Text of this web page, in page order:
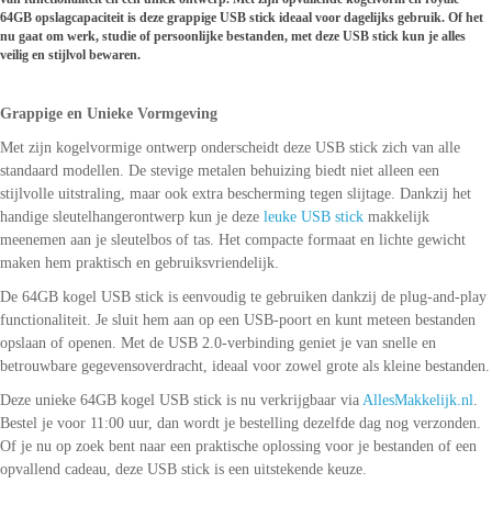
64GB opslagcapaciteit is deze grappige USB stick ideaal voor dagelijks gebruik. Of het
nu gaat om werk, studie of persoonlijke bestanden, met deze USB stick kun je alles
veilig en stijlvol bewaren.
Grappige en Unieke Vormgeving
Met zijn kogelvormige ontwerp onderscheidt deze USB stick zich van alle
standaard modellen. De stevige metalen behuizing biedt niet alleen een
stijlvolle uitstraling, maar ook extra bescherming tegen slijtage. Dankzij het
handige sleutelhangerontwerp kun je deze leuke USB stick makkelijk
meenemen aan je sleutelbos of tas. Het compacte formaat en lichte gewicht
maken hem praktisch en gebruiksvriendelijk.
De 64GB kogel USB stick is eenvoudig te gebruiken dankzij de plug-and-play
functionaliteit. Je sluit hem aan op een USB-poort en kunt meteen bestanden
opslaan of openen. Met de USB 2.0-verbinding geniet je van snelle en
betrouwbare gegevensoverdracht, ideaal voor zowel grote als kleine bestanden.
Deze unieke 64GB kogel USB stick is nu verkrijgbaar via AllesMakkelijk.nl.
Bestel je voor 11:00 uur, dan wordt je bestelling dezelfde dag nog verzonden.
Of je nu op zoek bent naar een praktische oplossing voor je bestanden of een
opvallend cadeau, deze USB stick is een uitstekende keuze.